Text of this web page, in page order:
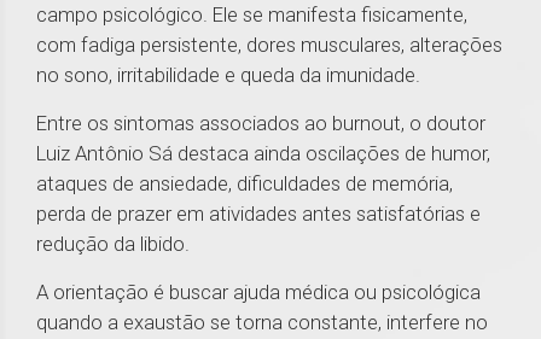
campo psicológico. Ele se manifesta fisicamente,
com fadiga persistente, dores musculares, alterações
no sono, irritabilidade e queda da imunidade.
Entre os sintomas associados ao burnout, o doutor
Luiz Antônio Sá destaca ainda oscilações de humor,
ataques de ansiedade, dificuldades de memória,
perda de prazer em atividades antes satisfatórias e
redução da libido.
A orientação é buscar ajuda médica ou psicológica
quando a exaustão se torna constante, interfere no